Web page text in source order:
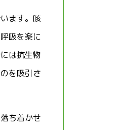
ます。咳
吸を楽に
は抗生物
を吸引さ
ち着かせ